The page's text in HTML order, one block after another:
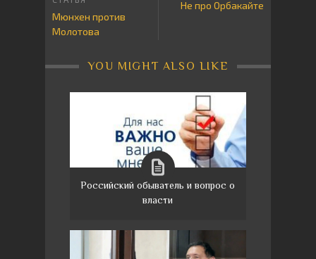
Мюнхен против
Молотова
Не про Орбакайте
YOU MIGHT ALSO LIKE
Российский обыватель и вопрос о
власти